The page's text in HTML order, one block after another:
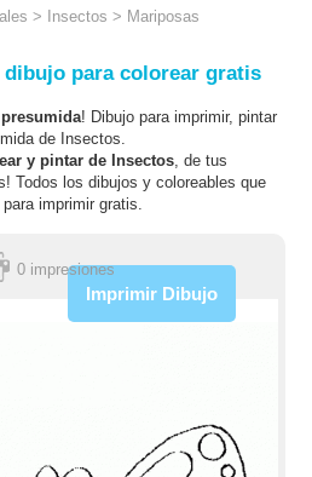
> Insectos > Mariposas
para colorear gratis
! Dibujo para imprimir, pintar
de Insectos.
y pintar de Insectos, de tus
Todos los dibujos y coloreables que
imprimir gratis.
0 impresiones
Imprimir Dibujo